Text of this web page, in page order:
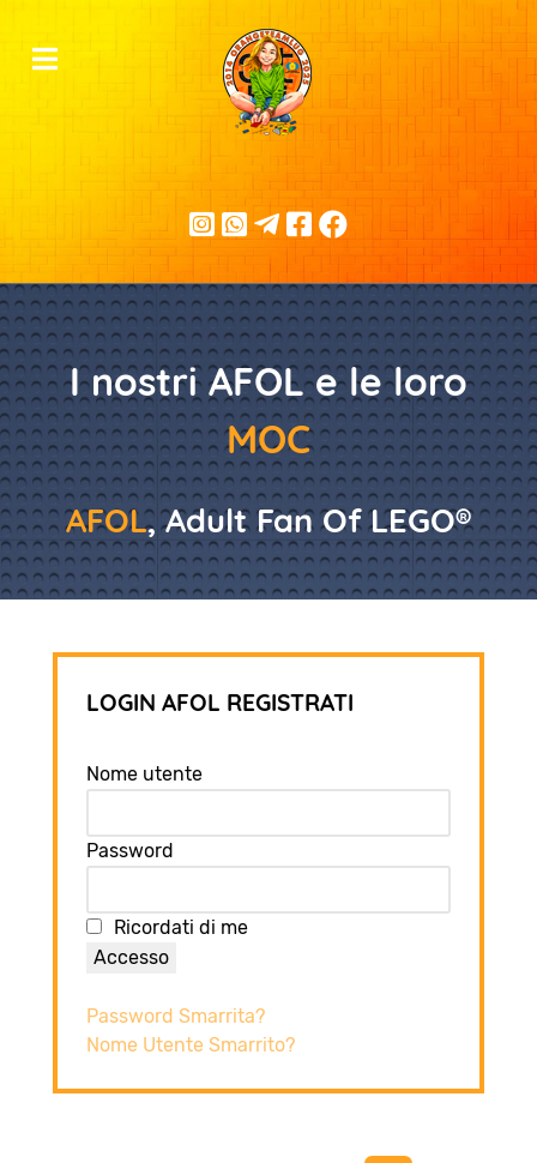
I nostri AFOL e le loro
MOC
AFOL, Adult Fan Of LEGO®
LOGIN AFOL REGISTRATI
Nome utente
Password
Ricordati di me
Accesso
Password Smarrita?
Nome Utente Smarrito?